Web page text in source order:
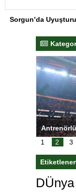
Sorgun’da
Salihli
1 2 3